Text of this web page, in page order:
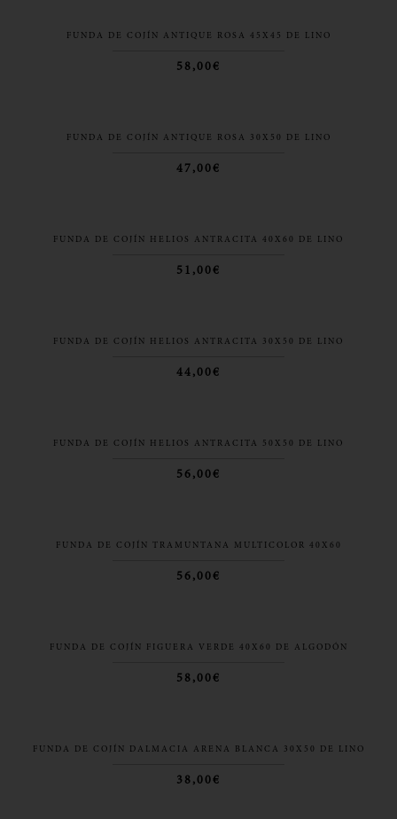
FUNDA DE COJÍN ANTIQUE ROSA 45X45 DE LINO
58,00€
FUNDA DE COJÍN ANTIQUE ROSA 30X50 DE LINO
47,00€
FUNDA DE COJÍN HELIOS ANTRACITA 40X60 DE LINO
51,00€
FUNDA DE COJÍN HELIOS ANTRACITA 30X50 DE LINO
44,00€
FUNDA DE COJÍN HELIOS ANTRACITA 50X50 DE LINO
56,00€
FUNDA DE COJÍN TRAMUNTANA MULTICOLOR 40X60
56,00€
FUNDA DE COJÍN FIGUERA VERDE 40X60 DE ALGODÓN
58,00€
FUNDA DE COJÍN DALMACIA ARENA BLANCA 30X50 DE LINO
38,00€